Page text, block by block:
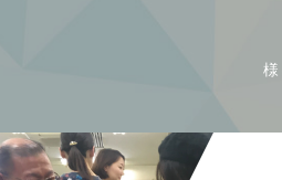
様